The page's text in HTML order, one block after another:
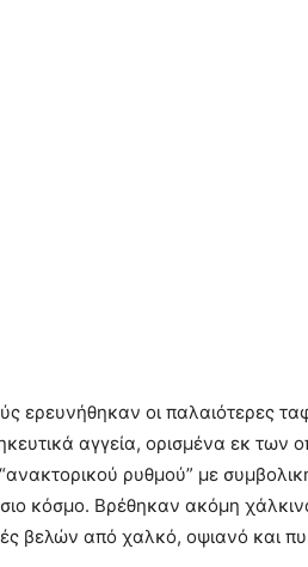
ερευνήθηκαν οι παλαιότερες
αγγεία, ορισμένα εκ
ρυθμού” με
κόσμο. Βρέθηκαν ακόμη
βελών από χαλκό, οψιανό και